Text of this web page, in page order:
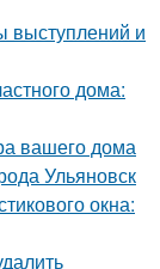
выступлений и
дома:
вашего дома
Ульяновск
окна: